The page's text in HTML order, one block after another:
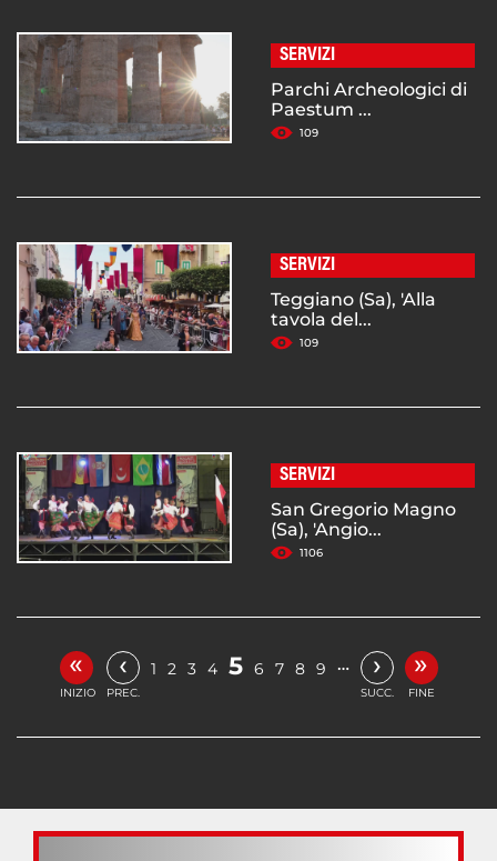
SERVIZI
Parchi Archeologici di
Paestum ...
109
SERVIZI
Teggiano (Sa), 'Alla
tavola del...
109
SERVIZI
San Gregorio Magno
(Sa), 'Angio...
1106
«
INIZIO
‹
PREC.
1 2 3 4 5 6 7 8 9 … ›
SUCC.
»
FINE